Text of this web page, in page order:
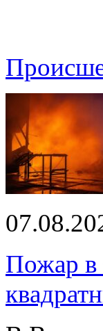
Пожар в